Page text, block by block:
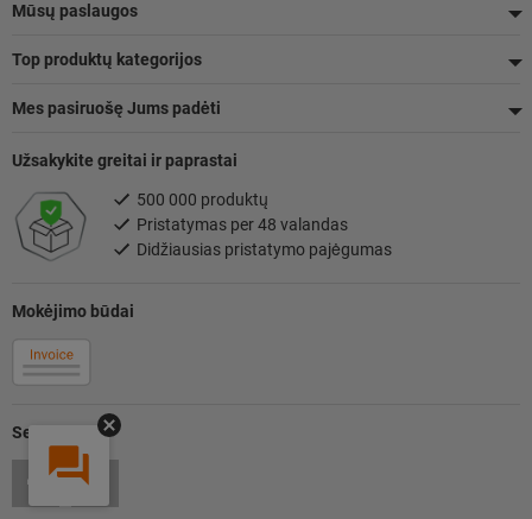
Mūsų paslaugos
Top produktų kategorijos
Mes pasiruošę Jums padėti
Sekite mus
Mokėjimo būdai
Užsakykite greitai ir paprastai
500 000 produktų
Pristatymas per 48 valandas
Didžiausias pristatymo pajėgumas